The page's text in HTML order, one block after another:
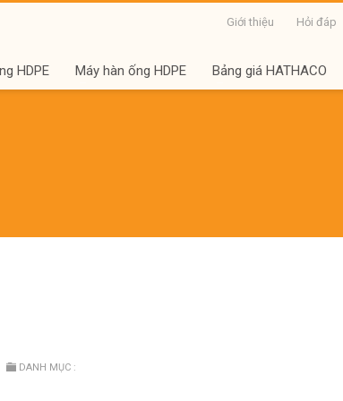
Giới thiệu Hỏi đáp
HDPE Máy hàn ống HDPE Bảng giá HATHACO
DANH MỤC :